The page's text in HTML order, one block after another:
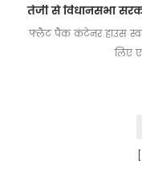
फ्लैट पैक कंटेनर हाउस
लिए